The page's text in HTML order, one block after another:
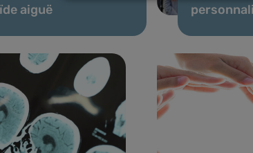
aiguë